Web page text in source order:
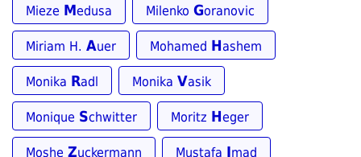
Mieze Medusa Milenko Goranovic
Miriam H. Auer Mohamed Hashem
Monika Radl Monika Vasik
Monique Schwitter Moritz Heger
Moshe Zuckermann Mustafa Imad